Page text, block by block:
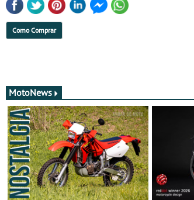
Como Comprar
MotoNews